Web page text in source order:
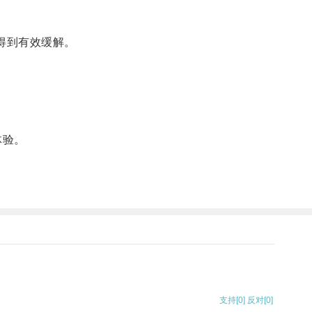
有效缓解。
。
支持[0] 反对[0]